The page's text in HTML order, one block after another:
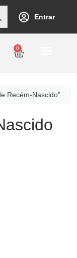
Entrar
0
Recém-Nascido”